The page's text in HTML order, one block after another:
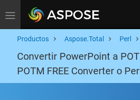
Toggle navigation
Productos Aspose.Total Perl
Convertir PowerPoint a
POTM FREE Converter o